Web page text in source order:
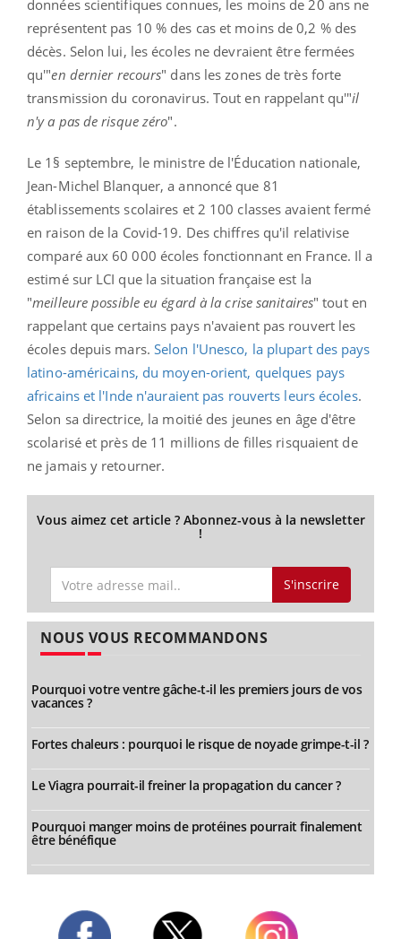
données scientifiques connues, les moins de 20 ans ne
représentent pas 10 % des cas et moins de 0,2 % des
décès. Selon lui, les écoles ne devraient être fermées
qu'"en dernier recours" dans les zones de très forte
transmission du coronavirus. Tout en rappelant qu'"il
n'y a pas de risque zéro".
Le 1§ septembre, le ministre de l'Éducation nationale,
Jean-Michel Blanquer, a annoncé que 81
établissements scolaires et 2 100 classes avaient fermé
en raison de la Covid-19. Des chiffres qu'il relativise
comparé aux 60 000 écoles fonctionnant en France. Il a
estimé sur LCI que la situation française est la
"meilleure possible eu égard à la crise sanitaires" tout en
rappelant que certains pays n'avaient pas rouvert les
écoles depuis mars. Selon l'Unesco, la plupart des pays
latino-américains, du moyen-orient, quelques pays
africains et l'Inde n'auraient pas rouverts leurs écoles.
Selon sa directrice, la moitié des jeunes en âge d'être
scolarisé et près de 11 millions de filles risquaient de
ne jamais y retourner.
Vous aimez cet article ? Abonnez-vous à la newsletter
!
S'inscrire
NOUS VOUS RECOMMANDONS
Pourquoi votre ventre gâche-t-il les premiers jours de vos
vacances ?
Fortes chaleurs : pourquoi le risque de noyade grimpe-t-il ?
Le Viagra pourrait-il freiner la propagation du cancer ?
Pourquoi manger moins de protéines pourrait finalement
être bénéfique